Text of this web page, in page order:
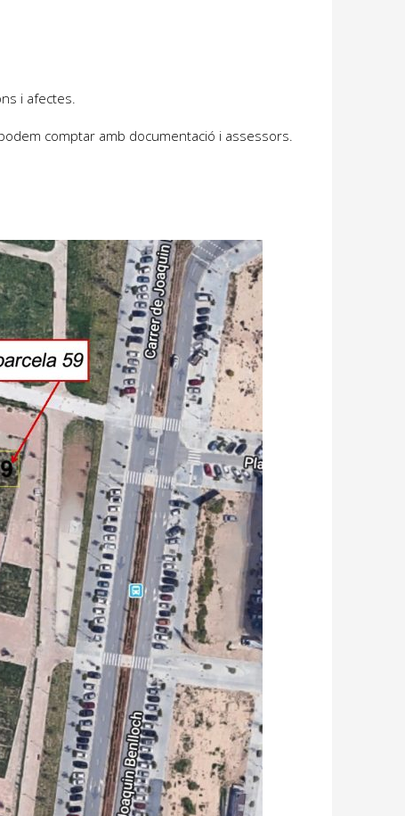
i afectes.
comptar amb documentació i assessors.